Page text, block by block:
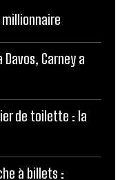
Carney a
de toilette : la
à billets :